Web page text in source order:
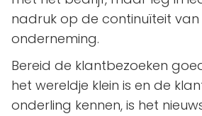
nadruk op de continuïteit
onderneming.
Bereid de klantbezoeken
het wereldje klein is en de
onderling kennen, is het